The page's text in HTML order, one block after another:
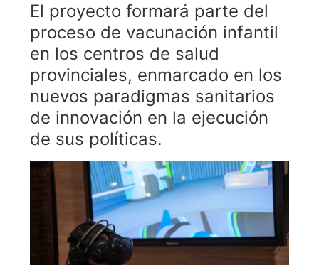
El proyecto formará parte del
proceso de vacunación infantil
en los centros de salud
provinciales, enmarcado en los
nuevos paradigmas sanitarios
de innovación en la ejecución
de sus políticas.